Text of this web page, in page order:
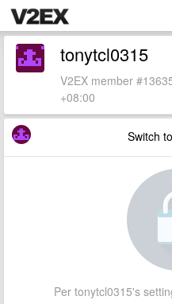
tonytcl0315
V2EX member
+08:00
Switch
Per tonytcl0315's